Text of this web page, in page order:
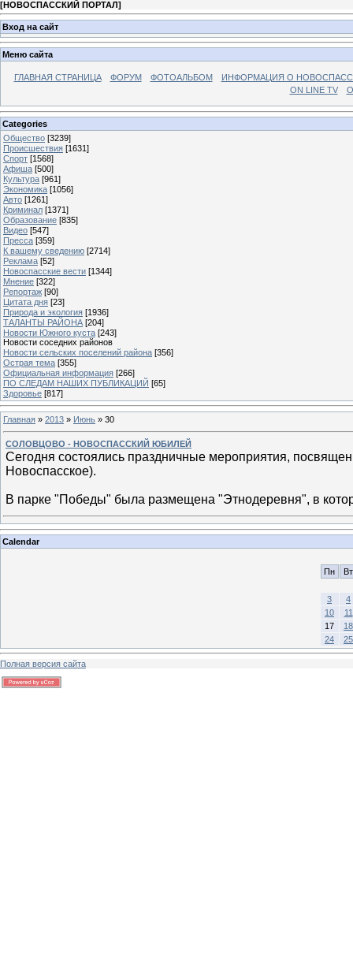
[НОВОСПАССКИЙ ПОРТАЛ]
Вход на сайт
Меню сайта
ГЛАВНАЯ СТРАНИЦА ФОРУМ ФОТОАЛЬБОМ
ИНФОРМАЦИЯ О
ON LINE TV
Categories
Общество [3239]
Происшествия [1631]
Спорт [1568]
Афиша [500]
Культура [961]
Экономика [1056]
Авто [1261]
Криминал [1371]
Образование [835]
Видео [547]
Пресса [359]
К вашему сведению [2714]
Реклама [52]
Новоспасские вести [1344]
Мнение [322]
Репортаж [90]
Цитата дня [23]
Природа и экология [1936]
ТАЛАНТЫ РАЙОНА [204]
Новости Южного куста [243]
Новости соседних районов
Новости сельских поселений района [356]
Острая тема [355]
Официальная информация [266]
ПО СЛЕДАМ НАШИХ ПУБЛИКАЦИЙ [65]
Здоровье [817]
Главная » 2013 » Июнь » 30
СОЛОВЦОВО - НОВОСПАССКИЙ ЮБИЛЕЙ
Сегодня состоялись праздничные мероприятия,
Новоспасское).
В парке "Победы" была размещена "Этнодеревня", в
Calendar
Пн Вт
3
4
10
11
17
18
24
25
Полная версия сайта